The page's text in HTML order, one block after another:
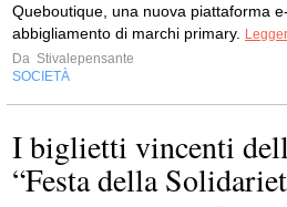
Queboutique, una nuova piattaforma
abbigliamento di marchi primary.
Da Stivalepensante
SOCIETÀ
I biglietti vincenti
“Festa della